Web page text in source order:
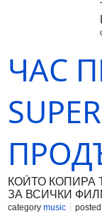
ЧАС
КОЙТО КОПИРА
ЗА ВСИЧКИ
category music